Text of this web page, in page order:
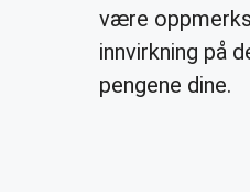
være
innvirkning på
pengene dine.